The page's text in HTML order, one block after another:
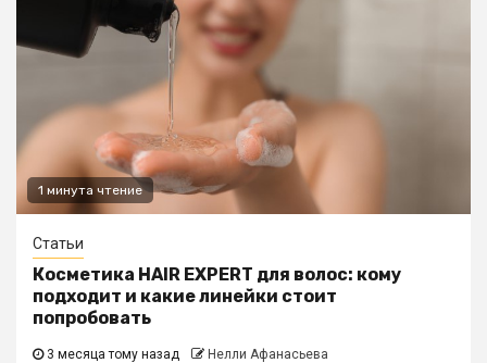
1 минута чтение
Статьи
Косметика HAIR EXPERT для волос: кому
подходит и какие линейки стоит
попробовать
3 месяца тому назад Нелли Афанасьева